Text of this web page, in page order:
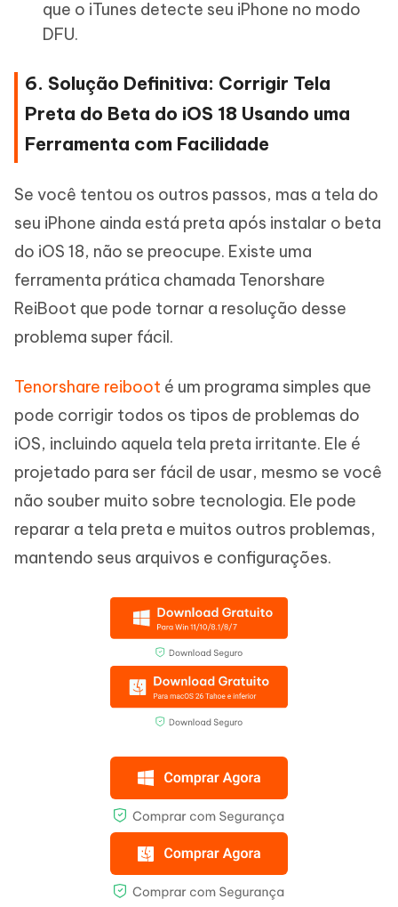
que o iTunes detecte seu iPhone no modo
DFU.
6. Solução Definitiva: Corrigir Tela
Preta do Beta do iOS 18 Usando uma
Ferramenta com Facilidade
Se você tentou os outros passos, mas a tela do
seu iPhone ainda está preta após instalar o beta
do iOS 18, não se preocupe. Existe uma
ferramenta prática chamada Tenorshare
ReiBoot que pode tornar a resolução desse
problema super fácil.
Tenorshare reiboot é um programa simples que
pode corrigir todos os tipos de problemas do
iOS, incluindo aquela tela preta irritante. Ele é
projetado para ser fácil de usar, mesmo se você
não souber muito sobre tecnologia. Ele pode
reparar a tela preta e muitos outros problemas,
mantendo seus arquivos e configurações.